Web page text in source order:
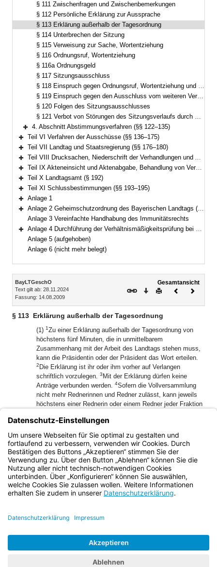
§ 111 Zwischenfragen und Zwischenbemerkungen
§ 112 Persönliche Erklärung zur Aussprache
§ 113 Erklärung außerhalb der Tagesordnung
§ 114 Unterbrechen der Sitzung
§ 115 Verweisung zur Sache, Wortentziehung
§ 116 Ordnungsruf, Wortentziehung
§ 116a Ordnungsgeld
§ 117 Sitzungsausschluss
§ 118 Einspruch gegen Ordnungsruf, Wortentziehung und Ordnungsgeld
§ 119 Einspruch gegen den Ausschluss vom weiteren Verlauf der Sitzung
§ 120 Folgen des Sitzungsausschlusses
§ 121 Verbot von Störungen des Sitzungsverlaufs durch Besucherinnen und Besucher
Bereich erweitern
4. Abschnitt Abstimmungsverfahren (§§ 122–135)
Bereich erweitern
Teil VI Verfahren der Ausschüsse (§§ 136–175)
Bereich erweitern
Teil VII Landtag und Staatsregierung (§§ 176–180)
Bereich erweitern
Teil VIII Drucksachen, Niederschrift der Verhandlungen und Ausfertigung der Beschlüsse (§§ 181–187)
Bereich erweitern
Teil IX Akteneinsicht und Aktenabgabe, Behandlung von Verschlusssachen (§§ 188–191)
Bereich erweitern
Teil X Landtagsamt (§ 192)
Bereich erweitern
Teil XI Schlussbestimmungen (§§ 193–195)
Bereich erweitern
Anlage 1
Bereich erweitern
Anlage 2 Geheimschutzordnung des Bayerischen Landtags (GeheimSchO)
Anlage 3 Vereinfachte Handhabung des Immunitätsrechts
Bereich erweitern
Anlage 4 Durchführung der Verhältnismäßigkeitsprüfung bei berufsreglementierenden Regelungen im Anwendungsbereich der Richtlinie 2005/36/EG
Anlage 5 (aufgehoben)
Anlage 6 (nicht mehr belegt)
Inhalt
BayLTGeschO
Text gilt ab: 28.11.2024
Fassung: 14.08.2009
Gesamtansicht
Download
DruckenVorheriges
§ 113 Erklärung außerhalb der Tagesordnung
(1) 1Zu einer Erklärung außerhalb der Tagesordnung von
höchstens fünf Minuten, die in unmittelbarem
Zusammenhang mit der Arbeit des Landtags stehen muss,
kann die Präsidentin oder der Präsident das Wort erteilen.
2 Die Erklärung ist ihr oder ihm vorher auf Verlangen
schriftlich vorzulegen. 3 Mit der Erklärung dürfen keine
Anträge verbunden werden. 4Sofern die Vollversammlung
nicht mehr Rednerinnen und Redner zulässt, kann jeweils
höchstens einer Rednerin oder einem Redner jeder Fraktion
(2) Weigert sich die Präsidentin oder der Präsident, die
Erklärung verlesen zu lassen, so entscheidet auf Antrag der
Ältestenrat endgültig.
Bayern.de
BayernPortal
Impressum